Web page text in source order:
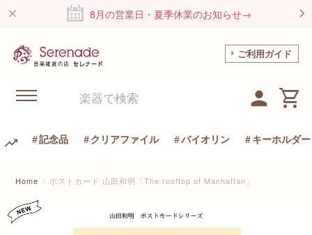
8月の営業日・夏季休業のお知らせ→
ご利用ガイド
記念品 クリアファイル バイオリン キーホルダー
Home ポストカード 山田和明「The rooftop of Manhattan」